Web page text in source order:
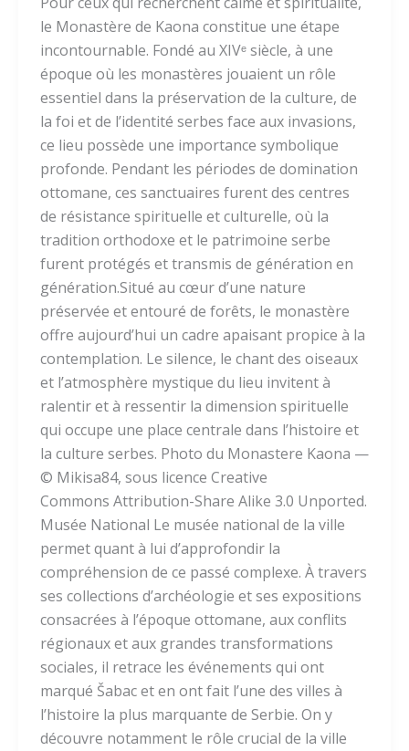
le Monastère de Kaona constitue une étape
incontournable. Fondé au XIVᵉ siècle, à une
époque où les monastères jouaient un rôle
essentiel dans la préservation de la culture, de
la foi et de l’identité serbes face aux invasions,
ce lieu possède une importance symbolique
profonde. Pendant les périodes de domination
ottomane, ces sanctuaires furent des centres
de résistance spirituelle et culturelle, où la
tradition orthodoxe et le patrimoine serbe
furent protégés et transmis de génération en
génération.Situé au cœur d’une nature
préservée et entouré de forêts, le monastère
offre aujourd’hui un cadre apaisant propice à la
contemplation. Le silence, le chant des oiseaux
et l’atmosphère mystique du lieu invitent à
ralentir et à ressentir la dimension spirituelle
qui occupe une place centrale dans l’histoire et
la culture serbes. Photo du Monastere Kaona —
© Mikisa84, sous licence Creative
Commons Attribution-Share Alike 3.0 Unported.
Musée National Le musée national de la ville
permet quant à lui d’approfondir la
compréhension de ce passé complexe. À travers
ses collections d’archéologie et ses expositions
consacrées à l’époque ottomane, aux conflits
régionaux et aux grandes transformations
sociales, il retrace les événements qui ont
marqué Šabac et en ont fait l’une des villes à
l’histoire la plus marquante de Serbie. On y
découvre notamment le rôle crucial de la ville